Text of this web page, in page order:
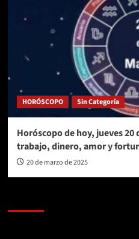
HORÓSCOPO Sin Categoría
Horóscopo de hoy, jueves
trabajo, dinero, amor y
20 de marzo de 2025